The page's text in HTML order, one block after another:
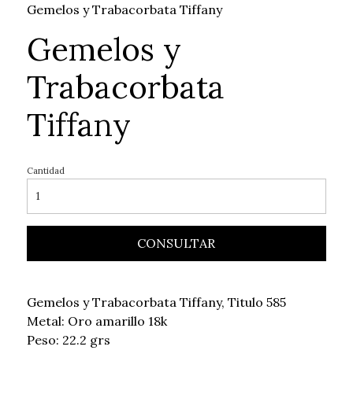
Gemelos y Trabacorbata Tiffany
Gemelos y
Trabacorbata
Tiffany
Cantidad
CONSULTAR
Gemelos y Trabacorbata Tiffany, Titulo 585
Metal: Oro amarillo 18k
Peso: 22.2 grs